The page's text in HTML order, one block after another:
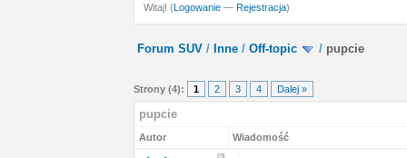
Witaj! (Logowanie — Rejestracja)
Forum SUV / Inne / Off-topic / pupcie
Strony (4): 1 2 3 4 Dalej »
pupcie
Autor Wiadomość